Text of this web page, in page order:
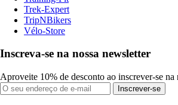
Trek-Expert
TripNBikers
Vélo-Store
Inscreva-se na nossa newsletter
Aproveite 10% de desconto ao inscrever-se na
Inscrever-se